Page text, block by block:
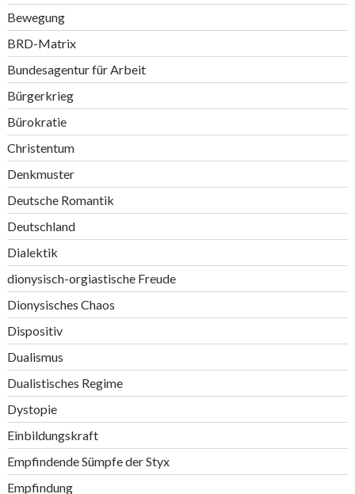
Bewegung
BRD-Matrix
Bundesagentur für Arbeit
Bürgerkrieg
Bürokratie
Christentum
Denkmuster
Deutsche Romantik
Deutschland
Dialektik
dionysisch-orgiastische Freude
Dionysisches Chaos
Dispositiv
Dualismus
Dualistisches Regime
Dystopie
Einbildungskraft
Empfindende Sümpfe der Styx
Empfindung